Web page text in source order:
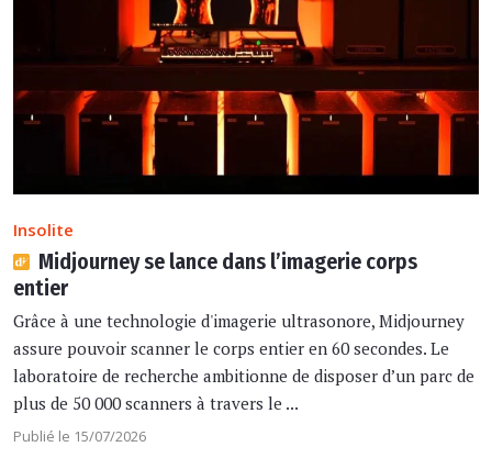
Insolite
Midjourney se lance dans l’imagerie corps
entier
Grâce à une technologie d'imagerie ultrasonore, Midjourney
assure pouvoir scanner le corps entier en 60 secondes. Le
laboratoire de recherche ambitionne de disposer d’un parc de
plus de 50 000 scanners à travers le ...
Publié le 15/07/2026